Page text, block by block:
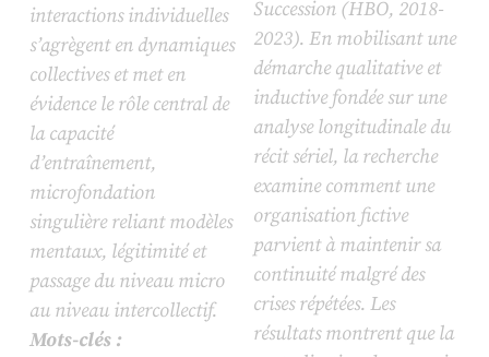
interactions individuelles
s’agrègent en dynamiques
collectives et met en
évidence le rôle central de
la capacité
d’entraînement,
microfondation
singulière reliant modèles
mentaux, légitimité et
passage du niveau micro
au niveau intercollectif.
Mots-clés :
Succession(HBO, 2018-
2023). En mobilisant une
démarche qualitative et
inductive fondée sur une
analyse longitudinale du
récit sériel, la recherche
examine comment une
organisation fictive
parvient à maintenir sa
continuité malgré des
crises répétées. Les
résultats montrent que la